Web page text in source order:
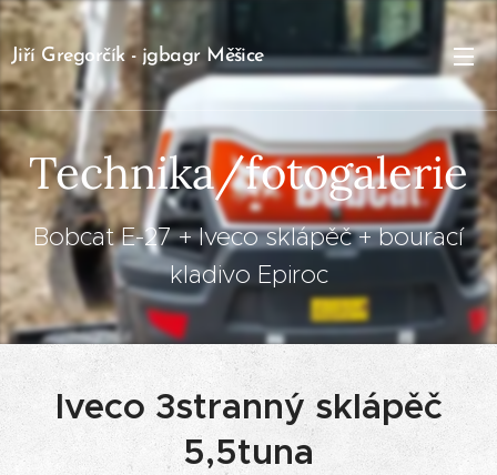
Jiří Gregorčík - jgbagr Měšice
Technika/fotogalerie
Bobcat E-27 + Iveco sklápěč + bourací
kladivo Epiroc
Iveco 3stranný sklápěč
5,5tuna